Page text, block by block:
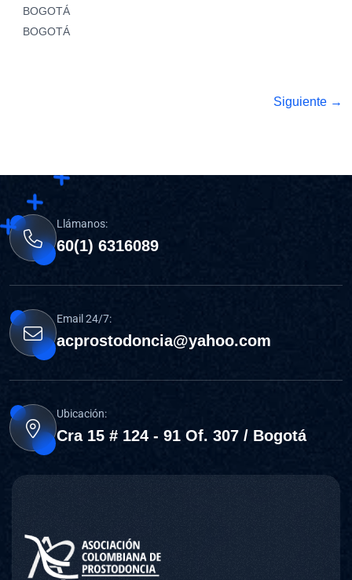
BOGOTÁ
BOGOTÁ
Siguiente →
Llámanos:
60(1) 6316089
Email 24/7:
acprostodoncia@yahoo.com
Ubicación:
Cra 15 # 124 - 91 Of. 307 / Bogotá